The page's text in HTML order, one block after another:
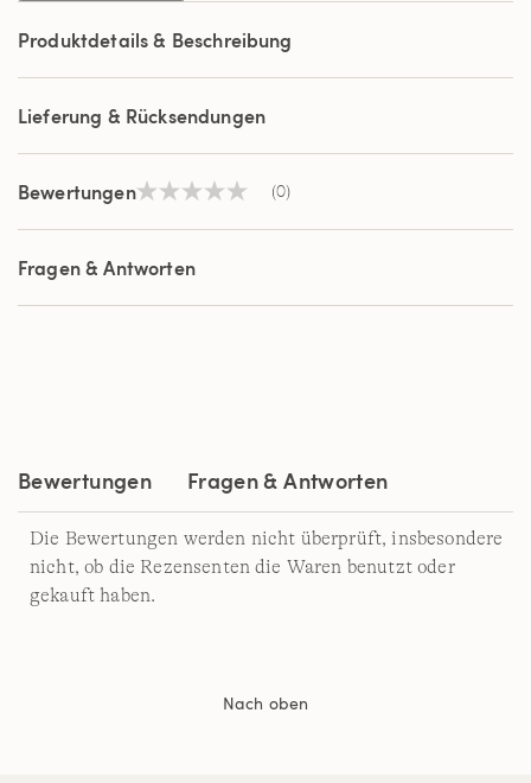
Produktdetails & Beschreibung
Lieferung & Rücksendungen
BewertungenKein
Link
derselben
(0)
Fragen & Antworten
Bewertungen Fragen & Antworten
Die Bewertungen werden nicht überprüft, insbesondere
nicht, ob die Rezensenten die Waren benutzt oder
gekauft haben.
Nach oben